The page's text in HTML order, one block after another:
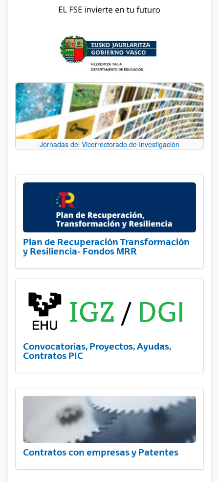
Jornadas del Vicerrectorado de Investigación
Plan de Recuperación Transformación
y Resiliencia- Fondos MRR
Convocatorias, Proyectos, Ayudas,
Contratos PIC
Contratos con empresas y Patentes